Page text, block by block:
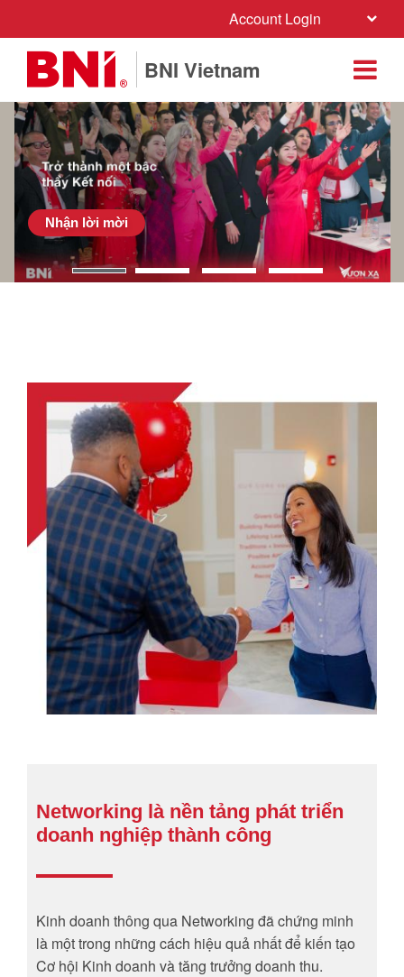
Account Login
BNI Vietnam
Nhận lời mời
Networking là nền tảng phát triển
doanh nghiệp thành công
Kinh doanh thông qua Networking đã chứng minh
là một trong những cách hiệu quả nhất để kiến tạo
Cơ hội Kinh doanh và tăng trưởng doanh thu.